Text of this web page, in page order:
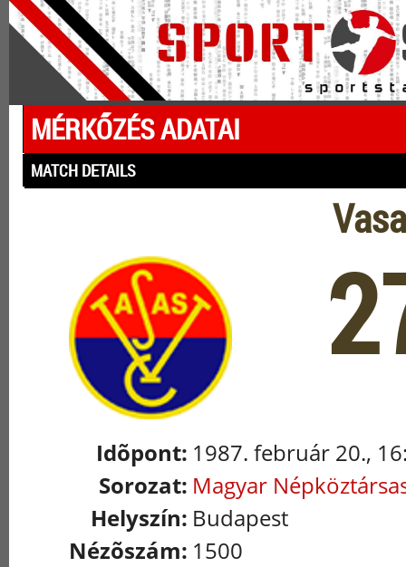
MÉRKŐZÉS ADATAI
MATCH DETAILS
Idõpont: 1987. február 20.,
Sorozat: Magyar
Helyszín: Budapest
Nézõszám: 1500